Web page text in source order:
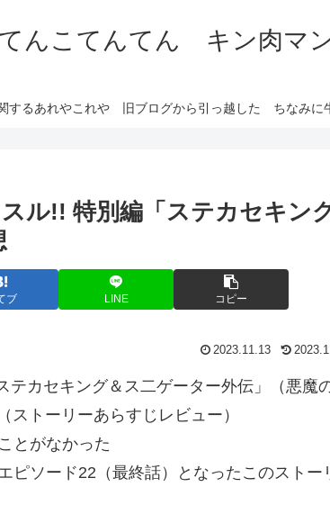
んこてんてん キン肉マ
するあれやこれや 旧ブログから引っ越した ちなみに
ル!! 特別編「ステカセキン
ブ LINE コピー
2023.11.13
テカセキング＆ス二ゲーター外伝」（悪魔
ストーリーあらすじレビュー）
とがなかった
ピソード22（最終話）となったこのストー